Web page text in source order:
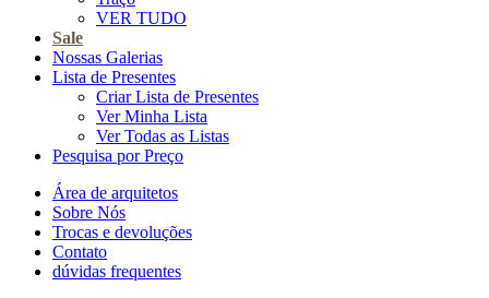
VER TUDO
Sale
Nossas Galerias
Lista de Presentes
Criar Lista de Presentes
Ver Minha Lista
Ver Todas as Listas
Pesquisa por Preço
Área de arquitetos
Sobre Nós
Trocas e devoluções
Contato
dúvidas frequentes